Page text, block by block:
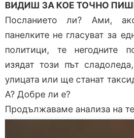
ВИДИШ ЗА КОЕ ТОЧНО
Посланието ли? Ами,
панелките не гласуват за
политици, те негодните
изядат този път
улицата или ще станат
А? Добре ли е?
Продължаваме анализа на